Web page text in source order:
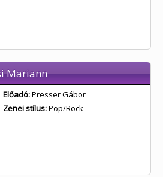
Mariann
Előadó:Presser Gábor
Zenei stílus:Pop/Rock